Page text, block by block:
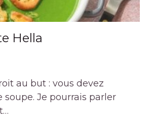
Hella
au but : vous devez
soupe. Je pourrais parler